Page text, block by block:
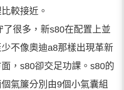
較接近。
了很多，新s80在配置上並
不像奧迪a8那樣出現革新
，s80卻交足功課。s80的
個氣簾分別由9個小氣囊組